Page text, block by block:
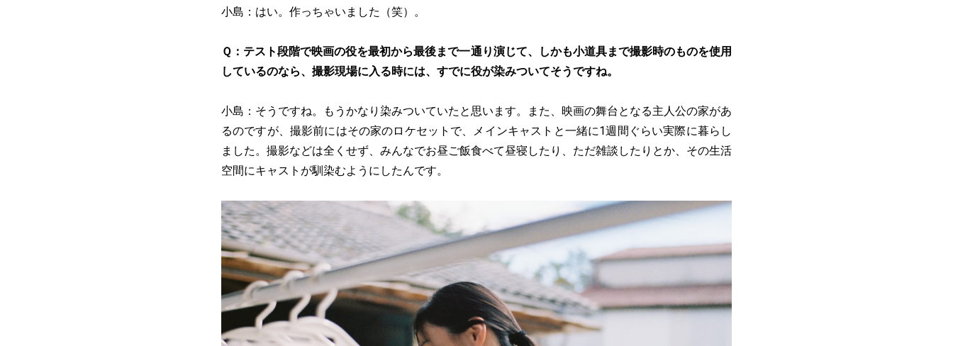
小島：はい。作っちゃいました（笑）。
Ｑ：テスト段階で映画の役を最初から最後まで一通り演じて、しかも小道具まで撮影時のものを使用
しているのなら、撮影現場に入る時には、すでに役が染みついてそうですね。
小島：そうですね。もうかなり染みついていたと思います。また、映画の舞台となる主人公の家があ
るのですが、撮影前にはその家のロケセットで、メインキャストと一緒に1週間ぐらい実際に暮らし
ました。撮影などは全くせず、みんなでお昼ご飯食べて昼寝したり、ただ雑談したりとか、その生活
空間にキャストが馴染むようにしたんです。